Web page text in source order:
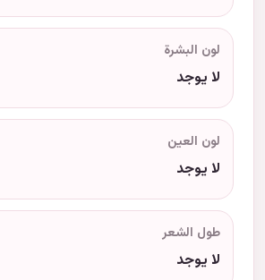
لون البشرة
لا يوجد
لون العين
لا يوجد
طول الشعر
لا يوجد